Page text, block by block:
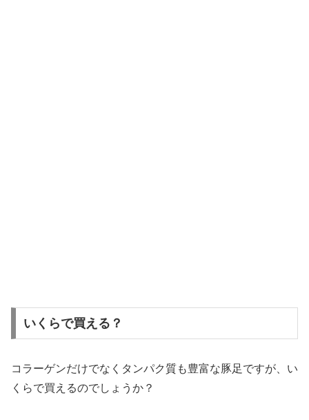
いくらで買える？
コラーゲンだけでなくタンパク質も豊富な豚足ですが、い
くらで買えるのでしょうか？